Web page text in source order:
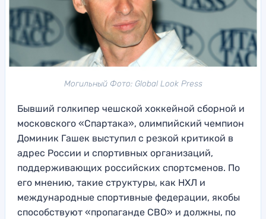
Могильный Фото: Global Look Press
Бывший голкипер чешской хоккейной сборной и
московского «Спартака», олимпийский чемпион
Доминик Гашек выступил с резкой критикой в
адрес России и спортивных организаций,
поддерживающих российских спортсменов. По
его мнению, такие структуры, как НХЛ и
международные спортивные федерации, якобы
способствуют «пропаганде СВО» и должны, по